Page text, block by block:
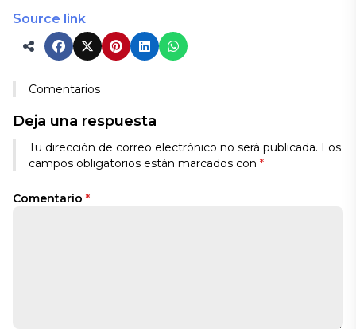
Source link
Comentarios
Deja una respuesta
Tu dirección de correo electrónico no será publicada. Los
campos obligatorios están marcados con *
Comentario *